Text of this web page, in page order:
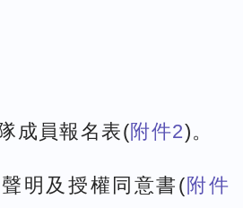
成員報名表(附件2)。
明及授權同意書( 附件